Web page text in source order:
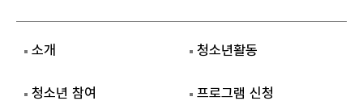
소개 청소년활동
청소년 참여 프로그램 신청